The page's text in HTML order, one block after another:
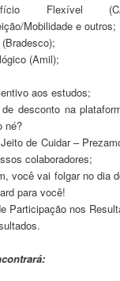
Flexível
Mobilidade e outros;
(Amil);
aos estudos;
desconto na
né?
de Cuidar –
colaboradores;
você vai folgar no dia
para você!
Participação nos